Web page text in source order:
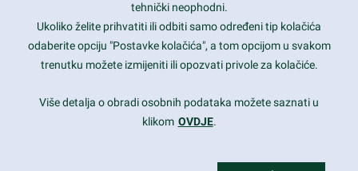
Daily: 9:00 am - 6:00 pm
Sunday: Closed
Copyright 2017FRESHFACE© All Rights Reserved
tehnički neophodni.
Ukoliko želite prihvatiti ili odbiti samo određeni tip kolačića
odaberite opciju "Postavke kolačića", a tom opcijom u svakom
trenutku možete izmijeniti ili opozvati privole za kolačiće.
Više detalja o obradi osobnih podataka možete saznati u
klikom OVDJE.